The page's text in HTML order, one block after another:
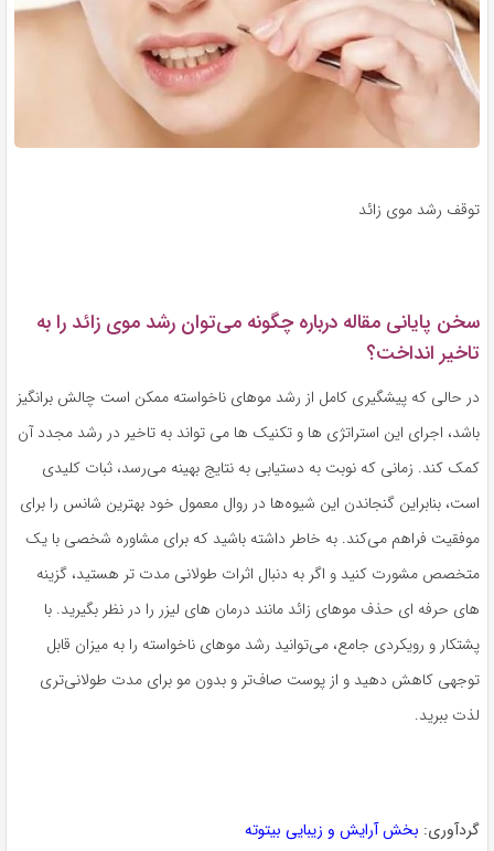
توقف رشد موی زائد
سخن پایانی مقاله درباره چگونه می‌توان رشد موی زائد را به
تاخیر انداخت؟
در حالی که پیشگیری کامل از رشد موهای ناخواسته ممکن است چالش برانگیز
باشد، اجرای این استراتژی ها و تکنیک ها می تواند به تاخیر در رشد مجدد آن
کمک کند. زمانی که نوبت به دستیابی به نتایج بهینه می‌رسد، ثبات کلیدی
است، بنابراین گنجاندن این شیوه‌ها در روال معمول خود بهترین شانس را برای
موفقیت فراهم می‌کند. به خاطر داشته باشید که برای مشاوره شخصی با یک
متخصص مشورت کنید و اگر به دنبال اثرات طولانی مدت تر هستید، گزینه
های حرفه ای حذف موهای زائد مانند درمان های لیزر را در نظر بگیرید. با
پشتکار و رویکردی جامع، می‌توانید رشد موهای ناخواسته را به میزان قابل
توجهی کاهش دهید و از پوست صاف‌تر و بدون مو برای مدت طولانی‌تری
لذت ببرید.
گردآوری: بخش آرایش و زیبایی بیتوته